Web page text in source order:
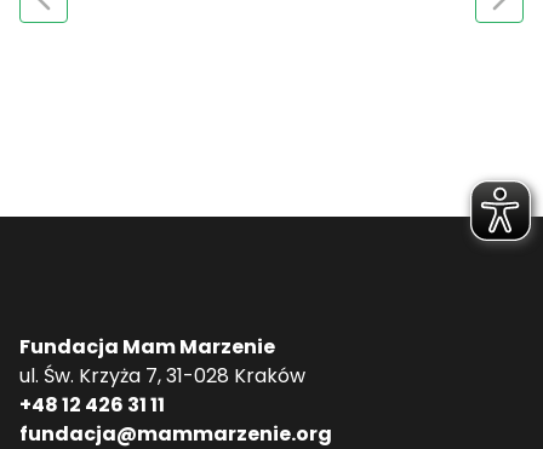
Fundacja Mam Marzenie
ul. Św. Krzyża 7, 31-028 Kraków
+48 12 426 31 11
fundacja@mammarzenie.org